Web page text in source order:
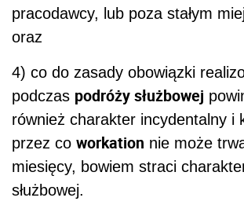
pracodawcy, lub poza stałym
oraz
4) co do zasady obowiązki
podczas podróży służbowej
również charakter incydentalny i
przez co workation nie może
miesięcy, bowiem straci
służbowej.